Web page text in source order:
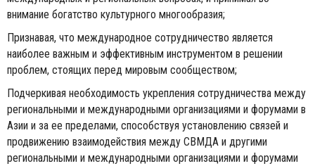
внимание богатство культурного многообразия;
Признавая, что международное сотрудничество является
наиболее важным и эффективным инструментом в решении
проблем, стоящих перед мировым сообществом;
Подчеркивая необходимость укрепления сотрудничества между
региональными и международными организациями и форумами в
Азии и за ее пределами, способствуя установлению связей и
продвижению взаимодействия между СВМДА и другими
региональными и международными организациями и форумами